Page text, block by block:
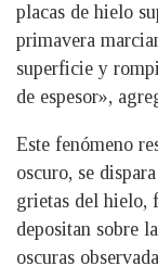
placas de hielo
primavera
superficie y
de espesor»,
Este fenómeno
oscuro, se
grietas del hielo,
depositan sobre
oscuras